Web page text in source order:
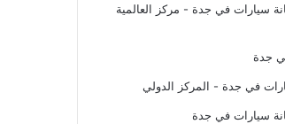
سيارات في جدة - مركز العالمية
جدة
في جدة - المركز الدولي
سيارات في جدة